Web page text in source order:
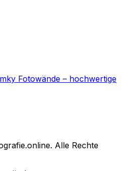
Fotowände – hochwertige
. Alle Rechte